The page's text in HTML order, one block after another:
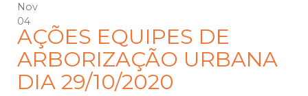
Nov
04
AÇÕES EQUIPES DE
ARBORIZAÇÃO URBANA
DIA 29/10/2020